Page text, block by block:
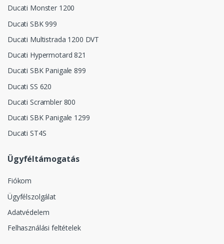
Ducati Monster 1200
Ducati SBK 999
Ducati Multistrada 1200 DVT
Ducati Hypermotard 821
Ducati SBK Panigale 899
Ducati SS 620
Ducati Scrambler 800
Ducati SBK Panigale 1299
Ducati ST4S
Ügyféltámogatás
Fiókom
Ügyfélszolgálat
Adatvédelem
Felhasználási feltételek